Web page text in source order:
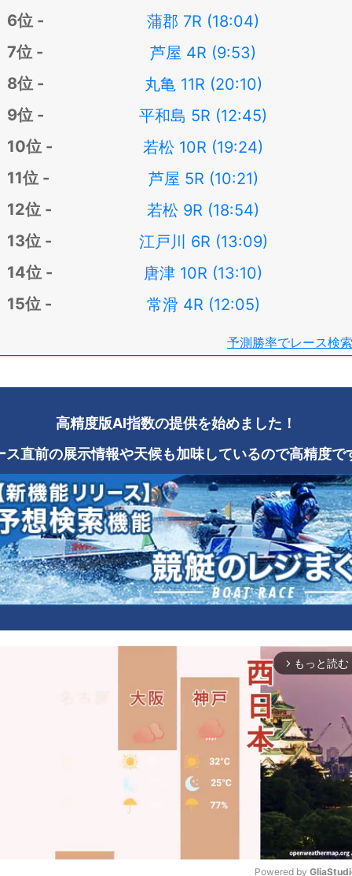
蒲郡 7R (18:04)
芦屋 4R (9:53)
丸亀 11R (20:10)
平和島 5R (12:45)
若松 10R (19:24)
芦屋 5R (10:21)
若松 9R (18:54)
江戸川 6R (13:09)
唐津 10R (13:10)
常滑 4R (12:05)
予測勝率でレース検索
高精度版AI指数の提供を始めました！
ス直前の展示情報や天候も加味しているので高精度で
arrow_forward_ios もっと読む
Powered by